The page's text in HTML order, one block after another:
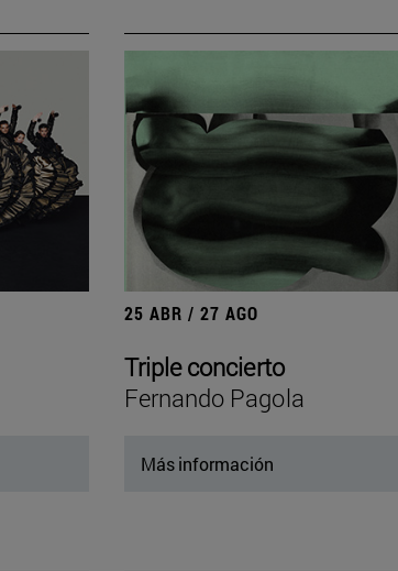
25 ABR / 27 AGO
Triple concierto
Fernando Pagola
Más información